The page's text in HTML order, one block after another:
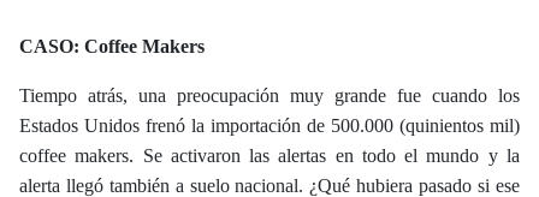
CASO: Coffee Makers
Tiempo atrás, una preocupación muy grande fue cuando los
Estados Unidos frenó la importación de 500.000 (quinientos mil)
coffee makers. Se activaron las alertas en todo el mundo y la
alerta llegó también a suelo nacional. ¿Qué hubiera pasado si ese